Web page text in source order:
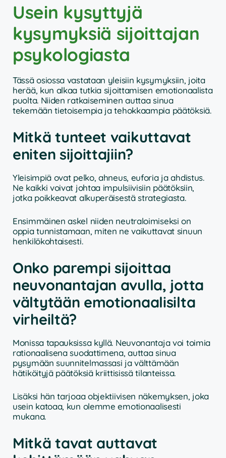
Usein kysyttyjä
kysymyksiä sijoittajan
psykologiasta
Tässä osiossa vastataan yleisiin kysymyksiin, joita
herää, kun alkaa tutkia sijoittamisen emotionaalista
puolta. Niiden ratkaiseminen auttaa sinua
tekemään tietoisempia ja tehokkaampia päätöksiä.
Mitkä tunteet vaikuttavat
eniten sijoittajiin?
Yleisimpiä ovat pelko, ahneus, euforia ja ahdistus.
Ne kaikki voivat johtaa impulsiivisiin päätöksiin,
jotka poikkeavat alkuperäisestä strategiasta.
Ensimmäinen askel niiden neutraloimiseksi on
oppia tunnistamaan, miten ne vaikuttavat sinuun
henkilökohtaisesti.
Onko parempi sijoittaa
neuvonantajan avulla, jotta
vältytään emotionaalisilta
virheiltä?
Monissa tapauksissa kyllä. Neuvonantaja voi toimia
rationaalisena suodattimena, auttaa sinua
pysymään suunnitelmassasi ja välttämään
hätiköityjä päätöksiä kriittisissä tilanteissa.
Lisäksi hän tarjoaa objektiivisen näkemyksen, joka
usein katoaa, kun olemme emotionaalisesti
mukana.
Mitkä tavat auttavat